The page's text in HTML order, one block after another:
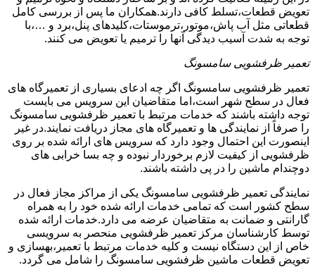
تعویض قطعات،تسلط کافی دارند.همکاران ما پس از بررسی کامل
قطعاتی مثل آب پاش،موتور،ترموستات،کلیدهای پنل،برد و …،با
توجه به شدت آسیب دیدگی آنها را ترمیم یا تعویض می کنند.
تعمیر ظرفشویی سامسونگ
تعمیر ظرفشویی سامسونگ اگر چه ادعای بسیاری از تعمیرگاه های
فعال در سطح شهر است،اما متقاضیان این سرویس می بایست
توجه داشته باشند که خدمات مرتبط با تعمیر ظرفشویی سامسونگ
را صرفاً از نمایندگی ها و تعمیرگاه های مجاز دریافت نمایند.در غیر
اینصورت این احتمال وجود دارد که سرویس های ارائه شده بر روی
ظرفشویی از کیفیت لازم برخوردار نبوده و چه بسا خرابی های
دوچندام ماشین را در پی داشته باشند.
نمایندگی تعمیر ظرفشویی سامسونگ یکی از مراکز مجاز فعال در
سطح کشور است که تمامی خدمات ارائه شده خود را به همراه
گارانتی و ضمانت به متقاضیان عرضه می دارد.خدمات ارائه شده
توسط کارشناسان مرکز تعمیر ظرفشویی منحصر به سرویسی
خاص از این دستگاه نیست و کلیه خدمات مرتبط با تعمیر،بهسازی و
تعویض قطعات ماشین ظرفشویی سامسونگ را شامل می گردد.